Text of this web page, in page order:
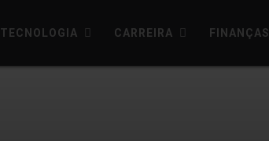
TECNOLOGIA CARREIRA FINANÇAS